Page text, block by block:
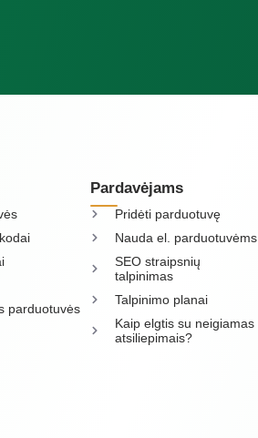
parduotuvės
Pardavėjams
Pridėti parduotuvę
Nauda el. parduotuvėms
SEO straipsnių
talpinimas
Talpinimo planai
Kaip elgtis su neigiamas
atsiliepimais?